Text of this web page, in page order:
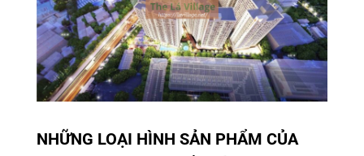
NHỮNG LOẠI HÌNH SẢN PHẨM CỦA